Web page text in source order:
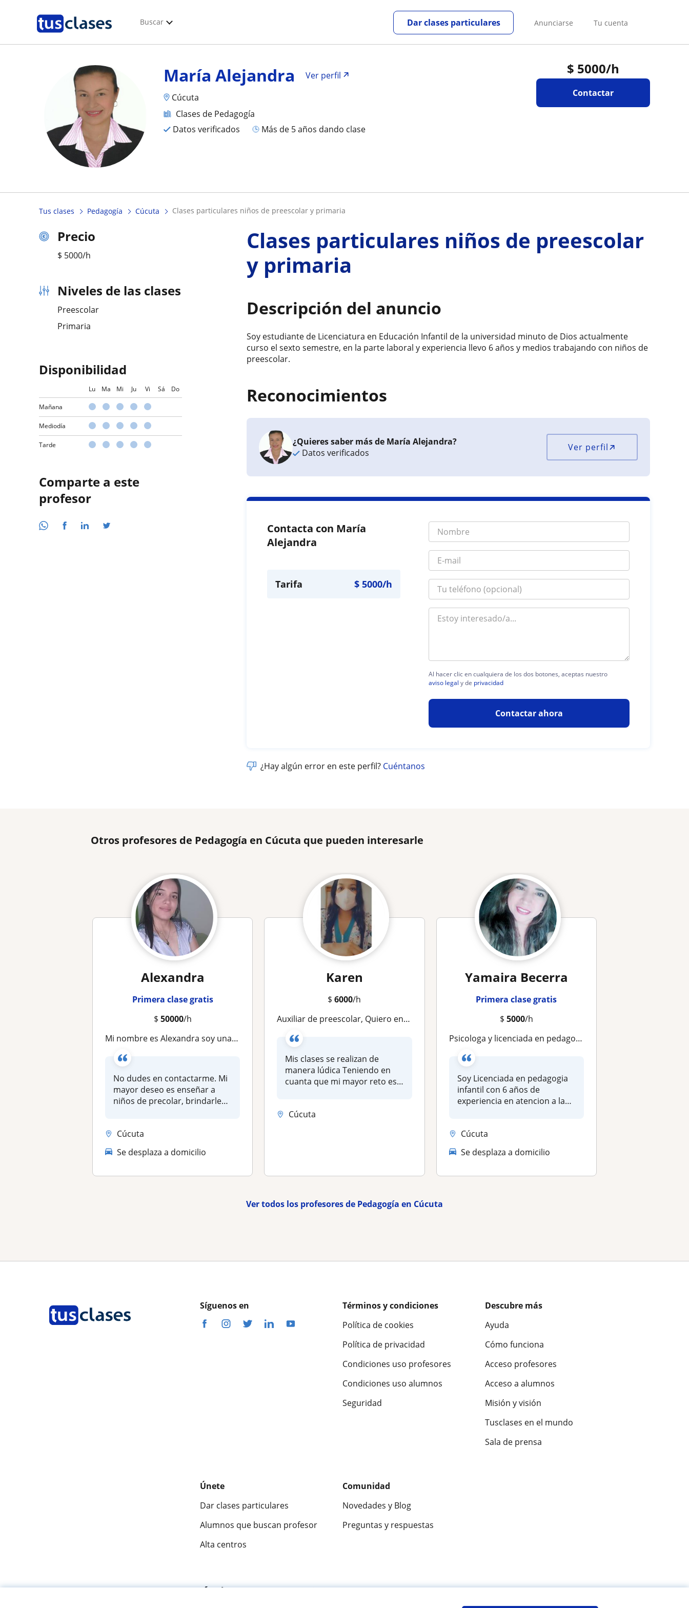
Buscar Anunciarse Tu cuenta
Dar clases particulares
$ 5000/h
Contactar
María Alejandra
Ver perfil
Cúcuta
Clases de Pedagogía
Datos verificados
más de 5 años dando clase
Tus clases Pedagogía Cúcuta clases particulares niños de preescolar y primaria
Precio
$ 5000/h
Niveles de las clases
Preescolar
Primaria
Disponibilidad
Lu Ma Mi Ju Vi Sá Do
Mañana
Mediodía
Tarde
Comparte a este
profesor
Clases particulares niños de preescolar
y primaria
Descripción del anuncio
Soy estudiante de Licenciatura en Educación Infantil de la universidad minuto de Dios actualmente
curso el sexto semestre, en la parte laboral y experiencia llevo 6 años y medios trabajando con niños de
preescolar.
Reconocimientos
¿Quieres saber más de María Alejandra?
Datos verificados
Ver perfil
Contacta con María
Alejandra
Tarifa $5000/h
Al hacer clic en cualquiera de los dos botones, aceptas nuestro
aviso legal y de privacidad
Contactar ahora
¿Hay algún error en este perfil? Cuéntanos
Otros profesores de Pedagogía en Cúcuta que pueden interesarle
Alexandra
Primera clase gratis
$ 50000/h
Mi nombre es Alexandra soy una maestra de licenciada en pedagogia infantil que sueña con tener la oportunidad de enseñar a los pequeños sus primeras letras y trazos
No dudes en contactarme. Mi
mayor deseo es enseñar a
niños de precolar, brindarle
Cúcuta
Se desplaza a domicilio
Karen
$6000/h
Auxiliar de preescolar, Quiero enfocarme en ser de gran apoyo para los niños tratando de gestionar mi trabajo de la mejor manera
Mis clases se realizan de
manera lúdica Teniendo en
cuanta que mi mayor reto es
Cúcuta
Yamaira Becerra
Primera clase gratis
$ 5000/h
psicologa y licenciada en pedagogia infantil
Soy Licenciada en pedagogia
infantil con 6 años de
experiencia en atencion a la
Cúcuta
Se desplaza a domicilio
Ver todos los profesores de Pedagogía en Cúcuta
Síguenos en
Términos y condiciones
Política de cookies
Política de privacidad
Condiciones uso profesores
Condiciones uso alumnos
Seguridad
Descubre más
Ayuda
Cómo funciona
Acceso profesores
Acceso a alumnos
Misión y visión
Tusclases en el mundo
Sala de prensa
Únete
Dar clases particulares
Alumnos que buscan profesor
Alta centros
Comunidad
Novedades y Blog
Preguntas y respuestas
Fantástica 9,5/10 ★★★★★